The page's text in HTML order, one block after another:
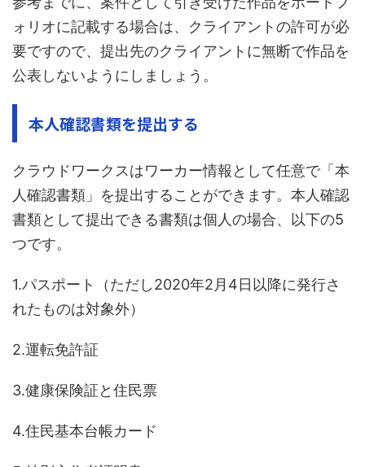
ォリオに記載する場合は、クライアントの許可が必
要ですので、提出先のクライアントに無断で作品を
公表しないようにしましょう。
本人確認書類を提出する
クラウドワークスはワーカー情報として任意で「本
人確認書類」を提出することができます。本人確認
書類として提出できる書類は個人の場合、以下の5
つです。
1.パスポート（ただし2020年2月4日以降に発行さ
れたものは対象外）
2.運転免許証
3.健康保険証と住民票
4.住民基本台帳カード